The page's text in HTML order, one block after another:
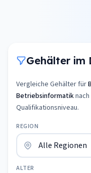
Gehälter im
Vergleiche Gehälter für
Betriebsinformatik
Qualifikationsniveau.
REGION
ALTER